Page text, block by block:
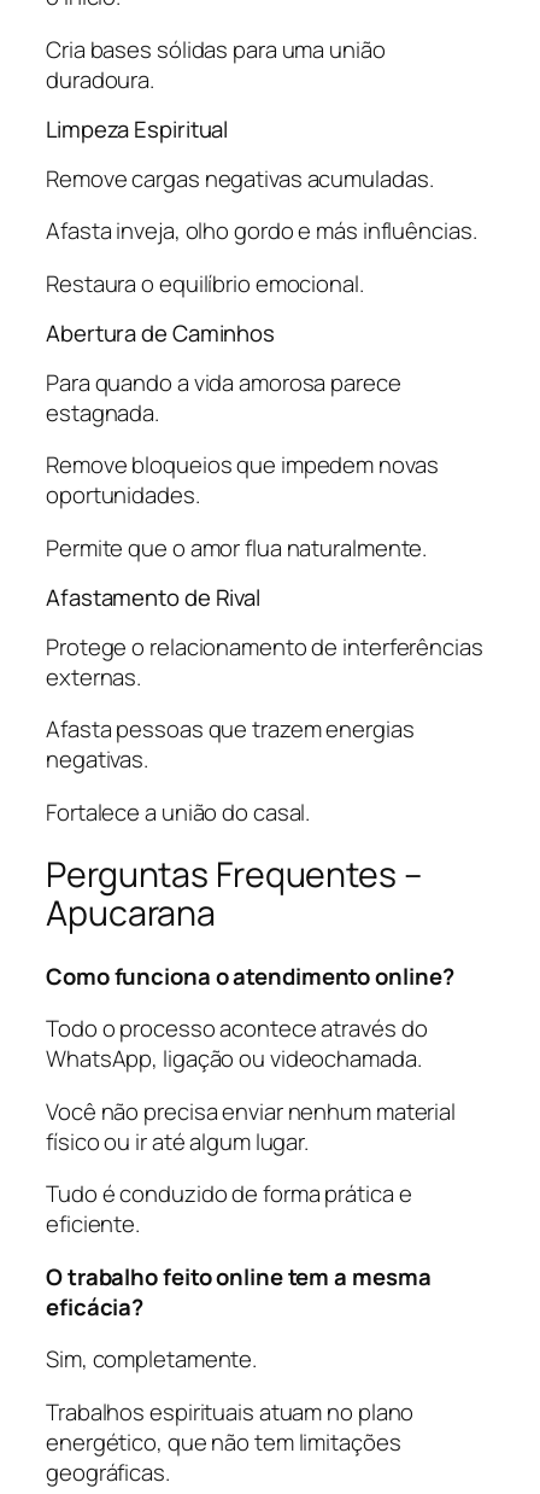
Cria bases sólidas para uma união
duradoura.
Limpeza Espiritual
Remove cargas negativas acumuladas.
Afasta inveja, olho gordo e más influências.
Restaura o equilíbrio emocional.
Abertura de Caminhos
Para quando a vida amorosa parece
estagnada.
Remove bloqueios que impedem novas
oportunidades.
Permite que o amor flua naturalmente.
Afastamento de Rival
Protege o relacionamento de interferências
externas.
Afasta pessoas que trazem energias
negativas.
Fortalece a união do casal.
Perguntas Frequentes –
Apucarana
Como funciona o atendimento online?
Todo o processo acontece através do
WhatsApp, ligação ou videochamada.
Você não precisa enviar nenhum material
físico ou ir até algum lugar.
Tudo é conduzido de forma prática e
eficiente.
O trabalho feito online tem a mesma
eficácia?
Sim, completamente.
Trabalhos espirituais atuam no plano
energético, que não tem limitações
geográficas.